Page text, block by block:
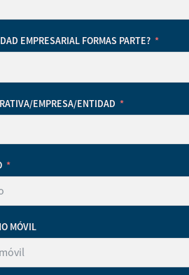
EMPRESARIAL FORMAS PARTE?
EMPRESA/ENTIDAD
MÓVIL